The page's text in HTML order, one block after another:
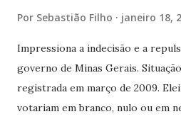
Por Sebastião Filho janeiro 18,
Impressiona a indecisão e a
governo de Minas Gerais.
registrada em março de 2009.
votariam em branco, nulo ou em